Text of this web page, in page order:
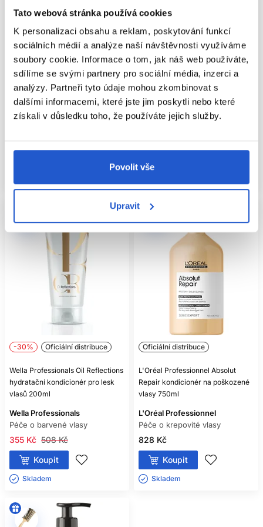
Tato webová stránka používá cookies
K personalizaci obsahu a reklam, poskytování funkcí
sociálních médií a analýze naší návštěvnosti využíváme
soubory cookie. Informace o tom, jak náš web používáte,
sdílíme se svými partnery pro sociální média, inzerci a
analýzy. Partneři tyto údaje mohou zkombinovat s
dalšími informacemi, které jste jim poskytli nebo které
získali v důsledku toho, že používáte jejich služby.
Povolit vše
Upravit
KONDICIONÉR JAKO
SOUČÁST OCHRANNÉ
RUTINY
Největší mechanickou zátěž vlasy často nezažívají při
samotném mytí, ale při rozčesávání, sušení ručníkem a
každodenním tření. Kondicionér zlepšuje skluz, takže kartáč
nebo hřeben prochází délkami s menším odporem. Vlasy
silným tahem od kořínků.
hladké textilie. Těsný turban a hrubé tření mohou křehké
schnutí při přiměřené teplotě může být praktičtější než
dlouhé ponechání mokrých vlasů, zejména pokud se mokré
délky třou o oblečení.
KDY RUTINU
PŘEHODNOTIT
Pokud se stav vlasů navzdory péči zhoršuje, zkontrolujte
frekvenci zesvětlování, překrývání chemických služeb,
teplotu nástrojů a stav pomůcek. Tupý kartáč, poškozená
gumička nebo drsný polštář mohou mít větší vliv než
výměna jednoho kondicionéru. Při náhlém lámání blízko
pokožky nebo problémech pokožky vyhledejte kadeřníka či
dermatologa podle povahy potíží.
ČASTÉ DOTAZY
ZÁKAZNÍKŮ
MŮŽE KONDICIONÉR OPRAVIT
POŠKOZENÉ VLASY NATRVALO?
Ne natrvalo. Může však vyhladit povrch, snížit tření, zlepšit
rozčesávání a dočasně omezit projevy poškození.
KONDICIONÉREM A BALZÁMEM
Oficiální distribuce
Londa Professional Visible Repair
kondicionér 250ml
Londa Professional
Kondicionéry na poškozené
Oficiální distribuce
Londa Professional Visible Repair
kondicionér 1000ml
Londa Professional
Kondicionéry na poškozené
-30% Oficiální distribuce
Wella Professionals Oil Reflections
hydratační kondicionér pro lesk
vlasů 200ml
Wella Professionals
Péče o barvené vlasy
508 Kč
355 Kč
Koupit
Skladem ㅤ
Oficiální distribuce
L'Oréal Professionnel Absolut
Repair kondicionér na poškozené
vlasy 750ml
L'Oréal Professionnel
Péče o krepovité vlasy
828 Kč
Koupit
Skladem ㅤ